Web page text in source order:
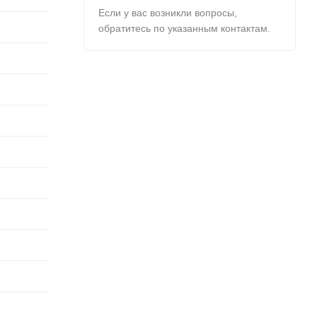
Если у вас возникли вопросы,
обратитесь по указанным контактам.